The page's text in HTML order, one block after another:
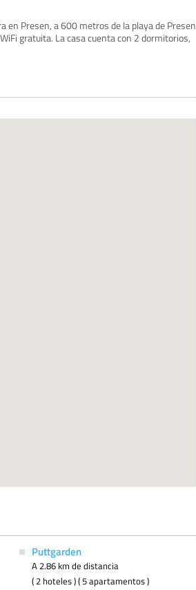
en Presen, a 600 metros de la playa de Presen
gratuita. La casa cuenta con 2 dormitorios,
Puttgarden
A 2.86 km de distancia
( 2 hoteles ) ( 5 apartamentos )